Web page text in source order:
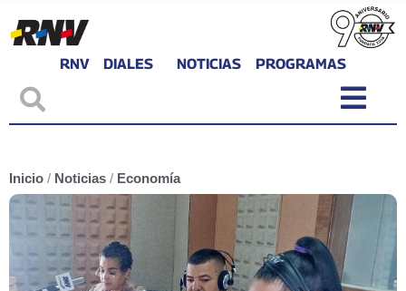
RNV DIALES NOTICIAS PROGRAMAS
Inicio / Noticias / Economía